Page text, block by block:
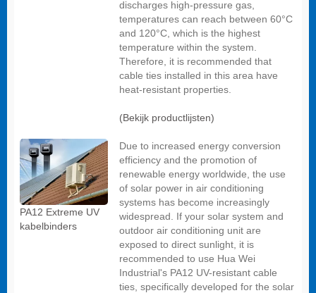
discharges high-pressure gas,
temperatures can reach between 60°C
and 120°C, which is the highest
temperature within the system.
Therefore, it is recommended that
cable ties installed in this area have
heat-resistant properties.
(Bekijk productlijsten)
PA12 Extreme UV
kabelbinders
Due to increased energy conversion
efficiency and the promotion of
renewable energy worldwide, the use
of solar power in air conditioning
systems has become increasingly
widespread. If your solar system and
outdoor air conditioning unit are
exposed to direct sunlight, it is
recommended to use Hua Wei
Industrial's PA12 UV-resistant cable
ties, specifically developed for the solar